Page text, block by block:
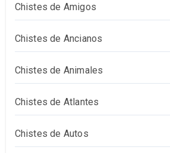
Chistes de Amigos
Chistes de Ancianos
Chistes de Animales
Chistes de Atlantes
Chistes de Autos